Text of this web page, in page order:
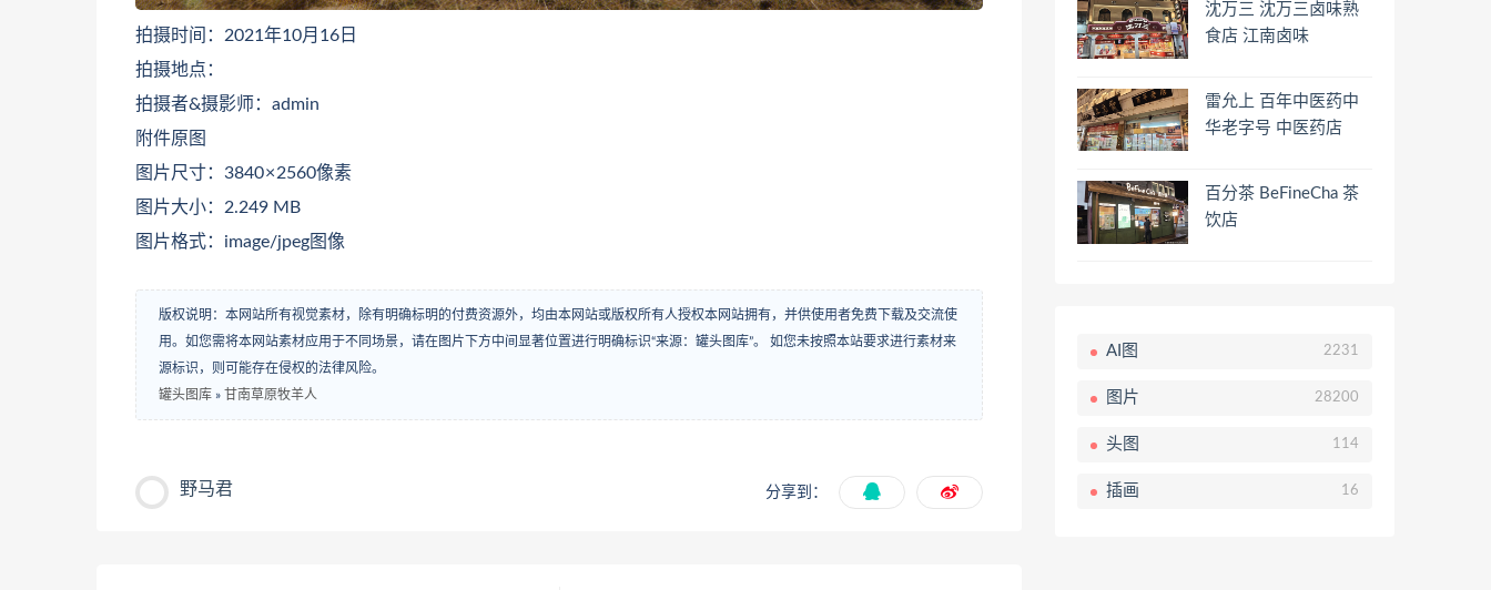
拍摄时间：2021年10月16日
拍摄地点：
拍摄者&摄影师：admin
附件原图
图片尺寸：3840 × 2560像素
图片大小：2.249 MB
图片格式：image/jpeg图像
版权说明：本网站所有视觉素材，除有明确标明的付费资源外，均由本网站或版权所有人授权本网站拥有，并供使用者免费下载及交流使
用。如您需将本网站素材应用于不同场景，请在图片下方中间显著位置进行明确标识“来源：罐头图库”。 如您未按照本站要求进行素材来
源标识，则可能存在侵权的法律风险。
罐头图库 » 甘南草原牧羊人
野马君 分享到：
沈万三 沈万三卤味熟
食店 江南卤味
雷允上 百年中医药中
华老字号 中医药店
百分茶 BeFineCha 茶
饮店
AI图 2231
图片 28200
头图 114
插画 16